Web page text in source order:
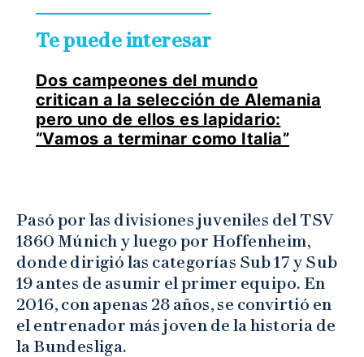
Te puede interesar
Dos campeones del mundo
critican a la selección de Alemania
pero uno de ellos es lapidario:
“Vamos a terminar como Italia”
Pasó por las divisiones juveniles del TSV
1860 Múnich y luego por Hoffenheim,
donde dirigió las categorías Sub 17 y Sub
19 antes de asumir el primer equipo. En
2016, con apenas 28 años, se convirtió en
el entrenador más joven de la historia de
la Bundesliga.